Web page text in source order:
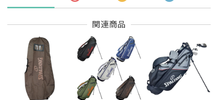
関連商品